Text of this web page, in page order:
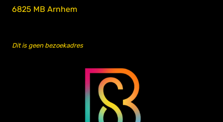
6825 MB Arnhem
Dit is geen bezoekadres